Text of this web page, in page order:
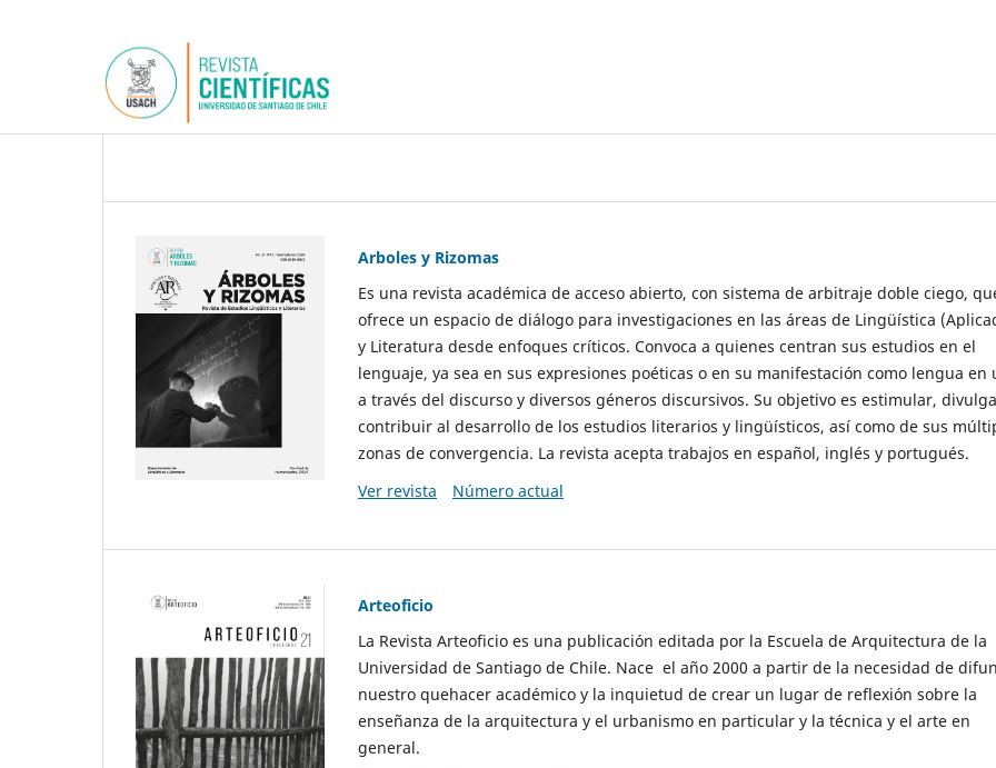
Arboles y Rizomas
Es una revista académica de acceso abierto, con sistema de arbitraje doble ciego,
ofrece un espacio de diálogo para investigaciones en las áreas de Lingüística
y Literatura desde enfoques críticos. Convoca a quienes centran sus estudios en el
lenguaje, ya sea en sus expresiones poéticas o en su manifestación como lengua en
a través del discurso y diversos géneros discursivos. Su objetivo es estimular,
contribuir al desarrollo de los estudios literarios y lingüísticos, así como de sus
zonas de convergencia. La revista acepta trabajos en español, inglés y portugués.
Ver revista
Número actual
Arteoficio
La Revista Arteoficio es una publicación editada por la Escuela de Arquitectura de la
Universidad de Santiago de Chile. Nace el año 2000 a partir de la necesidad de
nuestro quehacer académico y la inquietud de crear un lugar de reflexión sobre la
enseñanza de la arquitectura y el urbanismo en particular y la técnica y el arte en
general.